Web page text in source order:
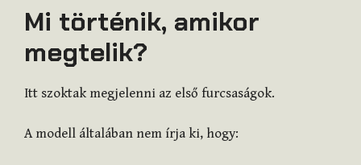
Mi történik, amikor
megtelik?
Itt szoktak megjelenni az első furcsaságok.
A modell általában nem írja ki, hogy: